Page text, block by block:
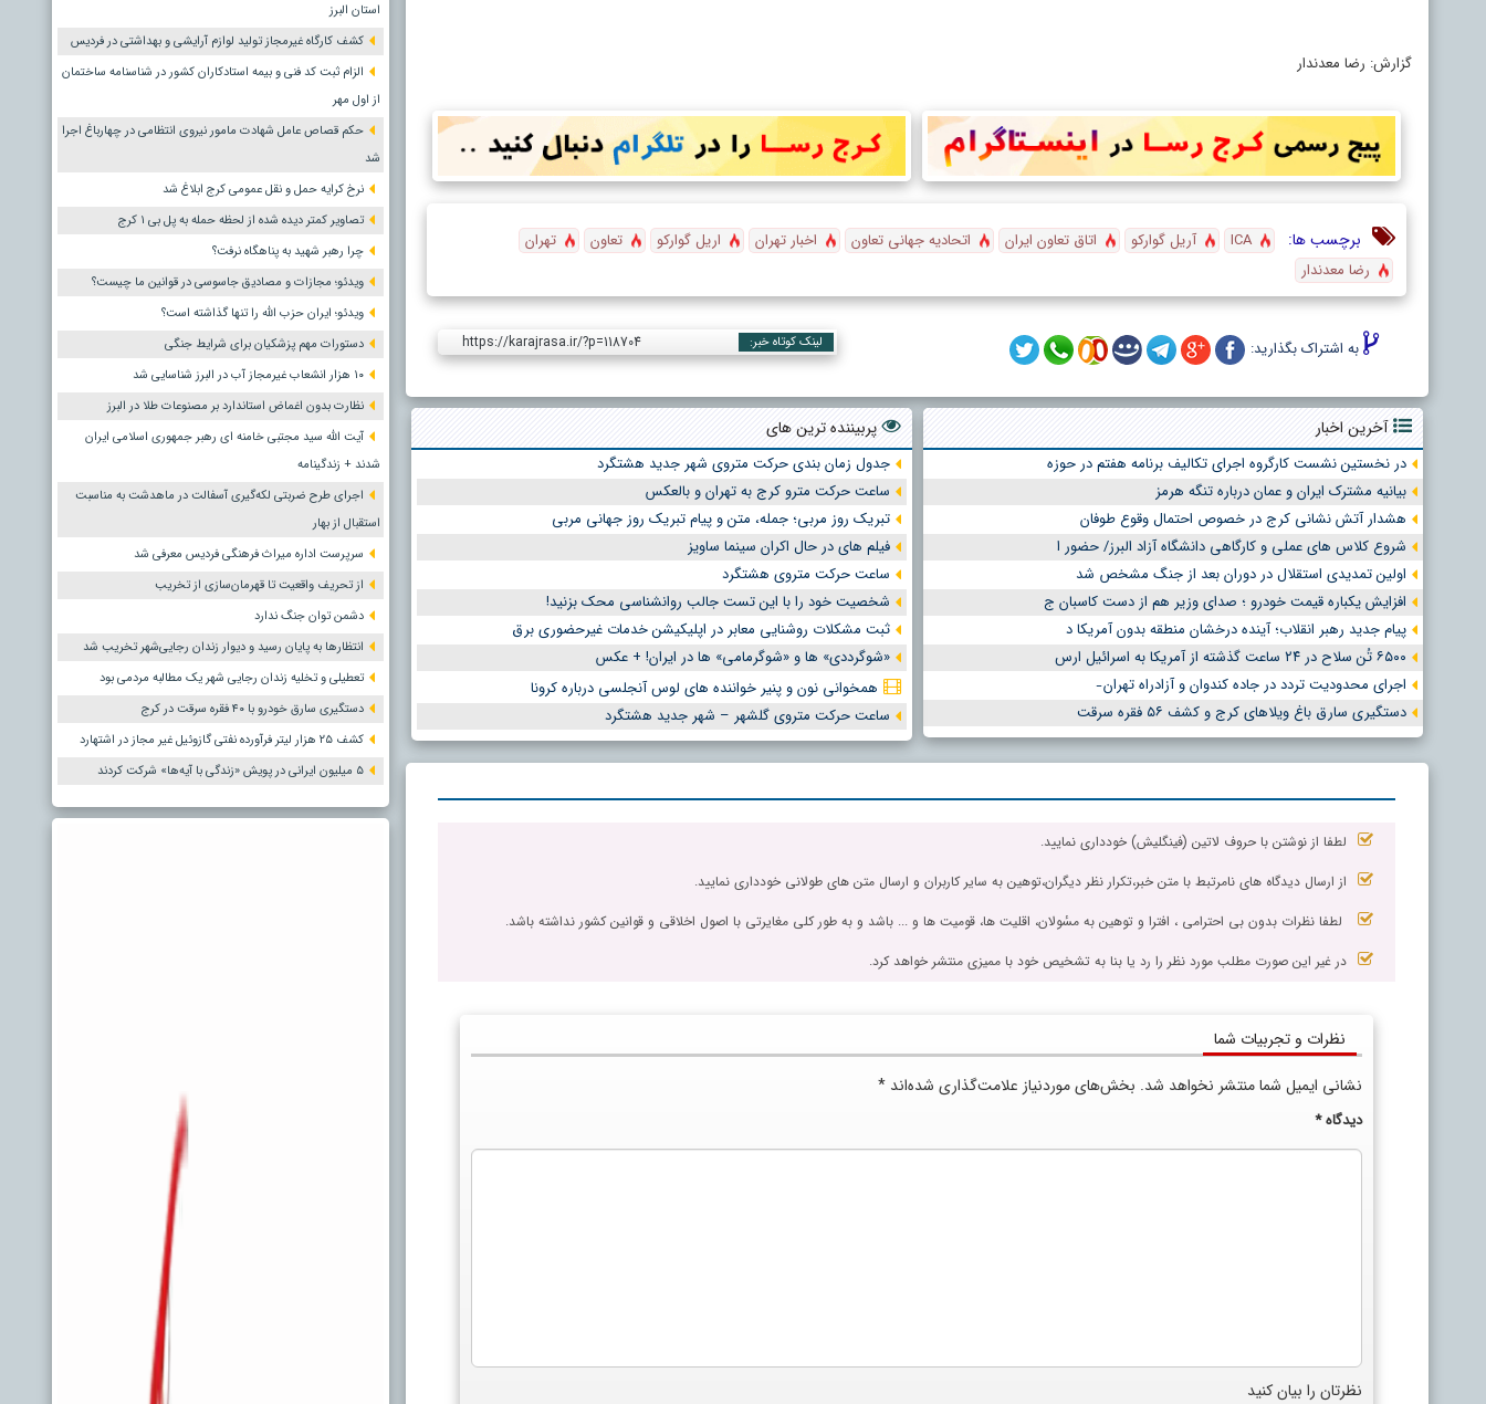
گزارش: رضا معدندار
برچسب ها: ICA آریل گوارکو اتاق تعاون ایران اتحادیه جهانی تعاون اخبار تهران اریل گوارکو تعاون
تهران
رضا معدندار
به اشتراک بگذارید: لینک کوتاه خبر: https://karajrasa.ir/?p=118704
آخرین اخبار
در نخستین نشست کارگروه اجرای تکالیف برنامه هفتم در حوزه
بیانیه مشترک ایران و عمان درباره تنگه هرمز
هشدار آتش نشانی کرج در خصوص احتمال وقوع طوفان
شروع کلاس های عملی و کارگاهی دانشگاه آزاد البرز/ حضور ا
اولین تمدیدی استقلال در دوران بعد از جنگ مشخص شد
افزایش یکباره قیمت خودرو ؛ صدای وزیر هم از دست کاسبان ج
پیام جدید رهبر انقلاب؛ آینده درخشان منطقه بدون آمریکا د
۶۵۰۰ تُن سلاح در ۲۴ ساعت گذشته از آمریکا به اسرائیل ارس
اجرای محدودیت تردد در جاده کندوان و آزادراه تهران ̵
دستگیری سارق باغ ویلاهای کرج و کشف ۵۶ فقره سرقت
پربیننده ترین های
جدول زمان بندی حرکت متروی شهر جدید هشتگرد
ساعت حرکت مترو کرج به تهران و بالعکس
تبریک روز مربی؛ جمله، متن و پیام تبریک روز جهانی مربی
فیلم های در حال اکران سینما ساویز
ساعت حرکت متروی هشتگرد
شخصیت خود را با این تست جالب روانشناسی محک بزنید!
ثبت مشکلات روشنایی معابر در اپلیکیشن خدمات غیرحضوری برق
«شوگرددی» ها و «شوگرمامی» ها در ایران! + عکس
همخوانی نون و پنیر خواننده های لوس آنجلسی درباره کرونا
ساعت حرکت متروی گلشهر – شهر جدید هشتگرد
لطفا از نوشتن با حروف لاتین (فینگلیش) خودداری نمایید.
از ارسال دیدگاه های نامرتبط با متن خبر،تکرار نظر دیگران،توهین به سایر کاربران و ارسال متن های طولانی خودداری نمایید.
لطفا نظرات بدون بی احترامی ، افترا و توهین به مسٔولان، اقلیت ها، قومیت ها و ... باشد و به طور کلی مغایرتی با اصول اخلاقی و قوانین کشور نداشته باشد.
در غیر این صورت مطلب مورد نظر را رد یا بنا به تشخیص خود با ممیزی منتشر خواهد کرد.
نظرات و تجربیات شما
نشانی ایمیل شما منتشر نخواهد شد. بخش‌های موردنیاز علامت‌گذاری شده‌اند *
دیدگاه*
نظرتان را بیان کنید
استان البرز
کشف کارگاه غیرمجاز تولید لوازم آرایشی و بهداشتی در فردیس
الزام ثبت کد فنی و بیمه استادکاران کشور در شناسنامه ساختمان
از اول مهر
حکم قصاص عامل شهادت مامور نیروی انتظامی در چهارباغ اجرا
شد
نرخ کرایه حمل و نقل عمومی کرج ابلاغ شد
تصاویر کمتر دیده شده از لحظه حمله به پل بی ۱ کرج
چرا رهبر شهید به پناهگاه نرفت؟
ویدئو؛ مجازات و مصادیق جاسوسی در قوانین ما چیست؟
ویدئو؛ ایران حزب الله را تنها گذاشته است؟
دستورات مهم پزشکیان برای شرایط جنگی
۱۰ هزار انشعاب غیرمجاز آب در البرز شناسایی شد
نظارت بدون اغماض استاندارد بر مصنوعات طلا در البرز
آیت الله سید مجتبی خامنه ای رهبر جمهوری اسلامی ایران
شدند + زندگینامه
اجرای طرح ضربتی لکه‌گیری آسفالت در ماهدشت به مناسبت
استقبال از بهار
سرپرست اداره میراث فرهنگی فردیس معرفی شد
از تحریف واقعیت تا قهرمان‌سازی از تخریب
دشمن توان جنگ ندارد
انتظارها به پایان رسید و دیوار زندان رجایی‌شهر تخریب شد
تعطیلی و تخلیه زندان رجایی شهر یک مطالبه مردمی بود
دستگیری سارق خودرو با ۴۰ فقره سرقت در کرج
کشف ۲۵ هزار لیتر فرآورده نفتی گازوئیل غیر مجاز در اشتهارد
۵ میلیون ایرانی در پویش «زندگی با آیه‌ها» شرکت کردند